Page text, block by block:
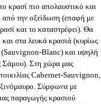
το κρασί πιο απολαυστικό και
από την οξείδωση (επαφή με
και το καταστρέφει). Θα
και στα λευκά κρασιά (κυρίως
(Sauvignon-Blanc) και υψηλή
Σάμου). Στη χώρα μας
Cabernet-Sauvignon,
ξινόμαυρο. Σύμφωνα με
παραγωγής κρασιού